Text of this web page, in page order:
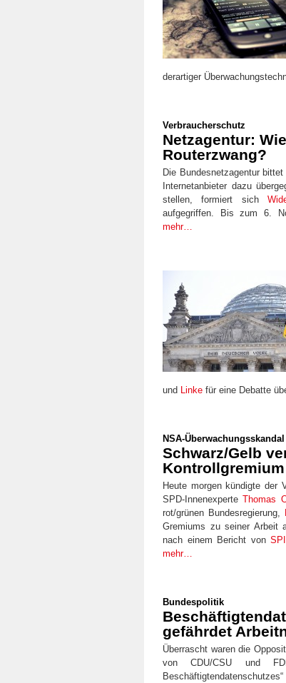
derartiger
Verbraucherschutz
Netzagentur:
Routerzwang?
Die Bundesnetzagentur
Internetanbieter dazu
stellen, formiert sich
aufgegriffen. Bis zum 6.
mehr…
und Linke für eine Debatte
NSA-Überwachungsskandal
Schwarz/Gelb
Kontrollgremium
Heute morgen kündigte der
SPD-InnenexperteThomas
rot/grünen Bundesregierung,
Gremiums zu seiner Arbeit
nach einem Bericht von
mehr…
Bundespolitik
gefährdet
Überrascht waren die
von CDU/CSU und